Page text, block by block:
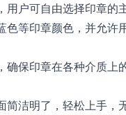
户可自由选择印章的主
等印章颜色，并允许
保印章在各种介质上
简洁明了，轻松上手，